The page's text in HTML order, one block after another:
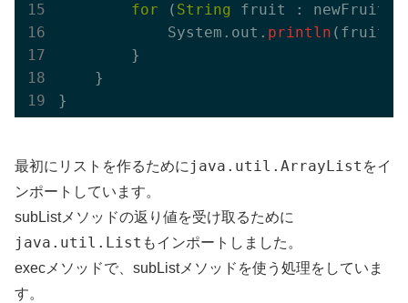
for ( String
fruit :
            System.out.
println (fruit);
        }
    }
最初にリストを作るためにjava.util.ArrayList をイ
ンポートしています。
subListメソッドの返り値を受け取るために
java.util.List もインポートしました。
execメソッドで、subListメソッドを使う処理をしていま
す。